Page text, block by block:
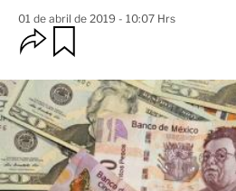
01 de abril de 2019 - 10:07 Hrs
O
p
i
o
n
e
s
d
r
a